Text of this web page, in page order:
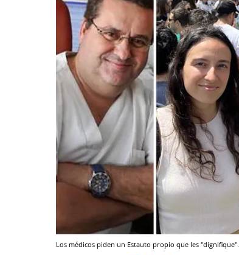
Los médicos piden un Estauto propio que les "dignifique".